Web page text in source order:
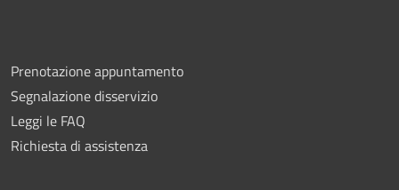
Prenotazione appuntamento
Segnalazione disservizio
Leggi le FAQ
Richiesta di assistenza